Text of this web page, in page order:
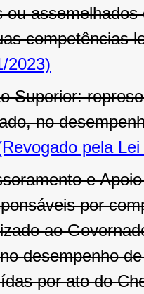
ou
competências
2023)
Superior:
no
pela
e
por
ao
desempenho
por ato do